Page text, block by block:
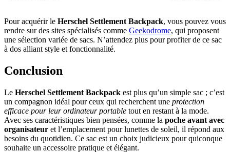
Pour acquérir le Herschel Settlement Backpack, vous pouvez vous
rendre sur des sites spécialisés comme Geekodrome, qui proposent
une sélection variée de sacs. N’attendez plus pour profiter de ce sac
à dos alliant style et fonctionnalité.
Conclusion
Le Herschel Settlement Backpack est plus qu’un simple sac ; c’est
un compagnon idéal pour ceux qui recherchent une protection
efficace pour leur ordinateur portable tout en restant à la mode.
Avec ses caractéristiques bien pensées, comme la poche avant avec
organisateur et l’emplacement pour lunettes de soleil, il répond aux
besoins du quotidien. Ce sac est un choix judicieux pour quiconque
souhaite un accessoire pratique et élégant.